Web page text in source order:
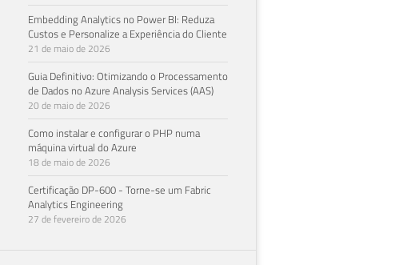
Embedding Analytics no Power BI: Reduza
Custos e Personalize a Experiência do Cliente
21 de maio de 2026
Guia Definitivo: Otimizando o Processamento
de Dados no Azure Analysis Services (AAS)
20 de maio de 2026
Como instalar e configurar o PHP numa
máquina virtual do Azure
18 de maio de 2026
Certificação DP-600 - Torne-se um Fabric
Analytics Engineering
27 de fevereiro de 2026